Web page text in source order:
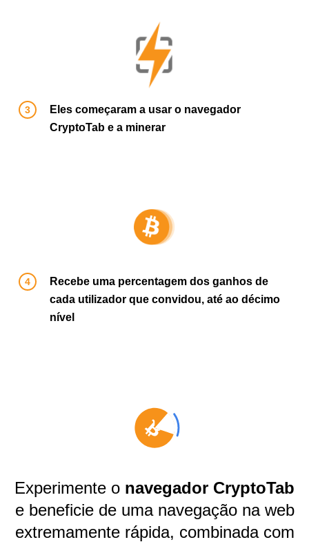
Eles começaram a usar o navegador
CryptoTab e a minerar
Recebe uma percentagem dos ganhos de
cada utilizador que convidou, até ao décimo
nível
Experimente o navegador CryptoTab
e beneficie de uma navegação na web
extremamente rápida, combinada com